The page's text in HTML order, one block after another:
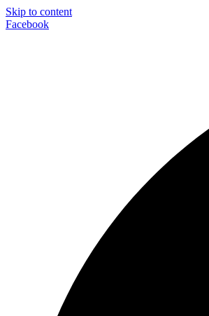
Skip to content
Facebook